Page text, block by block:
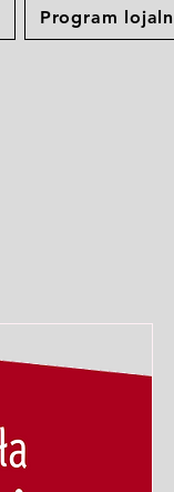
Program